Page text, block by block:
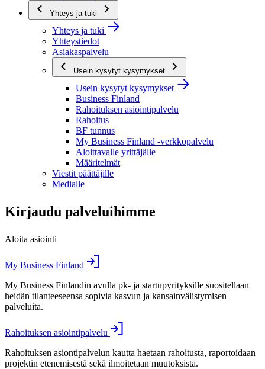
Yhteys ja tuki
Yhteys ja tuki
Yhteystiedot
Asiakaspalvelu
Usein kysytyt kysymykset
Usein kysytyt kysymykset
Business Finland
Rahoituksen asiointipalvelu
Rahoitus
BF tunnus
My Business Finland -verkkopalvelu
Aloittavalle yrittäjälle
Määritelmät
Viestit päättäjille
Medialle
Kirjaudu palveluihimme
Aloita asiointi
My Business Finland
My Business Finlandin avulla pk- ja startupyrityksille suositellaan
heidän tilanteeseensa sopivia kasvun ja kansainvälistymisen
palveluita.
Rahoituksen asiointipalvelu
Rahoituksen asiontipalvelun kautta haetaan rahoitusta, raportoidaan
projektin etenemisestä sekä ilmoitetaan muutoksista.